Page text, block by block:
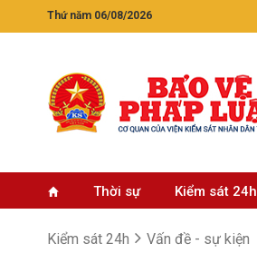
Thứ năm 06/08/2026
Thời sự Kiểm sát 24h
Kiểm sát 24h Vấn đề - sự kiện